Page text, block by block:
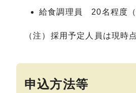
給食調理員 20名程度（
（注）採用予定人員は現時
申込方法等